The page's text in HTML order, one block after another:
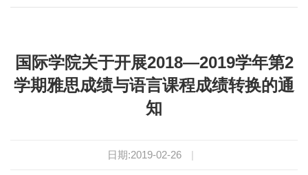
国际学院关于开展2018—2019学年第2
学期雅思成绩与语言课程成绩转换的通
知
日期:2019-02-26 |